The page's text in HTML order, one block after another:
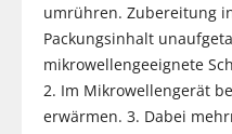
umrühren. Zubereitung
Packungsinhalt
mikrowellengeeignete
2. Im Mikrowellengerät
erwärmen. 3. Dabei